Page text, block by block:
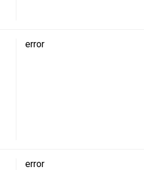
error
error